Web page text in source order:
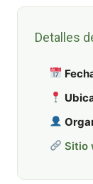
Detalles
Sitio